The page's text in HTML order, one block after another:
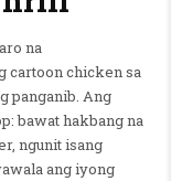
na
cartoon chicken sa
panganib. Ang
bawat hakbang na
ngunit isang
ang iyong